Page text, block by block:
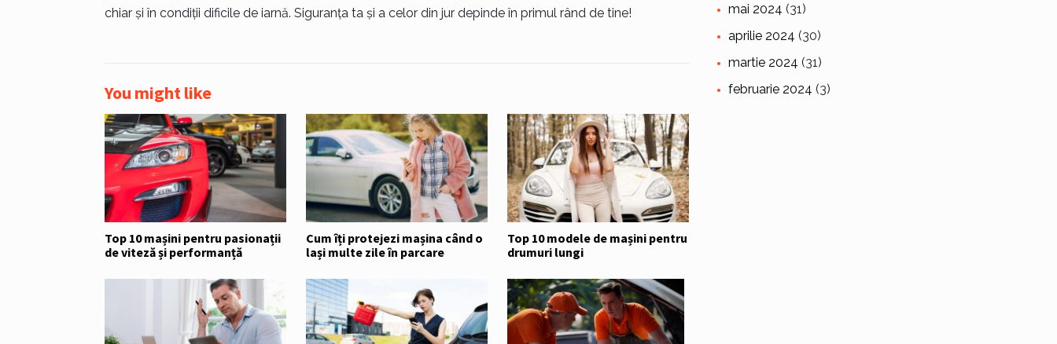
chiar și în condiții dificile de iarnă. Siguranța ta și a celor din jur depinde în primul rând de tine!
You might like
Top 10 mașini pentru pasionații
de viteză și performanță
Cum îți protejezi mașina când o
lași multe zile în parcare
Top 10 modele de mașini pentru
drumuri lungi
mai 2024 (31)
aprilie 2024 (30)
martie 2024 (31)
februarie 2024 (3)